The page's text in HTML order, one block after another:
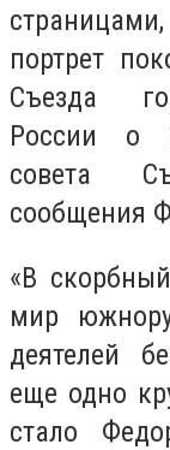
портрет
Съезда
России о
совета
сообщения
«В
мир
деятелей
еще одно
стало